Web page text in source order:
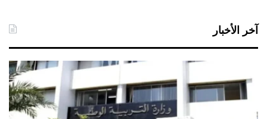
آخر الأخبار